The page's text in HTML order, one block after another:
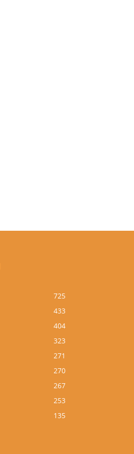
725
433
404
323
271
270
267
253
135